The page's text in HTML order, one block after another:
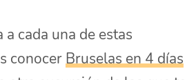
cada una de estas
conocerBruselas en 4 días